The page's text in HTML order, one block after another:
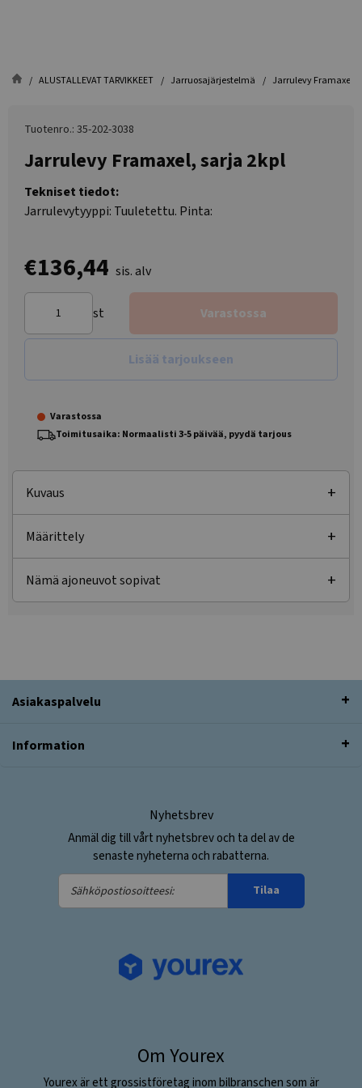
ALUSTALLEVAT TARVIKKEET Jarruosajärjestelmä Jarrulevy Framaxel,
Tuotenro.: 35-202-3038
Jarrulevy Framaxel, sarja 2kpl
Tekniset tiedot:
Jarrulevytyyppi: Tuuletettu. Pinta:
€136,44 sis. alv
st Varastossa
Lisää tarjoukseen
Varastossa
Toimitusaika: Normaalisti 3-5 päivää, pyydä tarjous
Kuvaus
Määrittely
Nämä ajoneuvot sopivat
Asiakaspalvelu
Information
Nyhetsbrev
Anmäl dig till vårt nyhetsbrev och ta del av de
senaste nyheterna och rabatterna.
Sähköpostiosoitteesi:
Tilaa
Om Yourex
Yourex är ett grossistföretag inom bilbranschen som är